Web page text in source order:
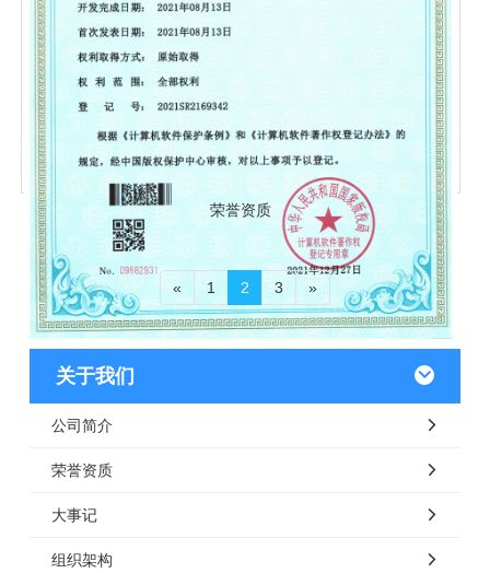
荣誉资质
« 1 2 3 »
关于我们
公司简介
荣誉资质
大事记
组织架构